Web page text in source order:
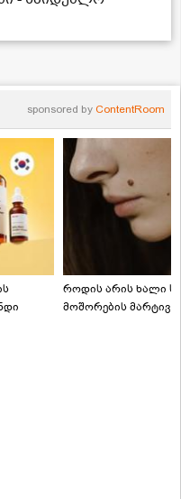
sponsored by ContentRoom
როდის არის ხალი
მოშორების